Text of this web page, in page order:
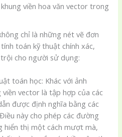
viền hoa văn vector trong
chỉ là những nét vẽ đơn
toán kỹ thuật chính xác,
cho người sử dụng:
toán học: Khác với ảnh
vector là tập hợp của các
được định nghĩa bằng các
này cho phép các đường
hiển thị một cách mượt mà,